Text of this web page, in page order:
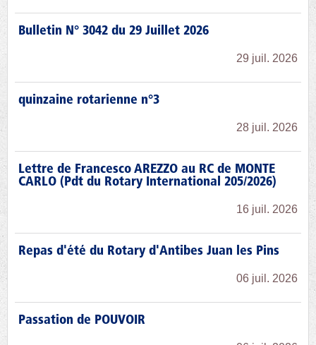
Bulletin N° 3042 du 29 Juillet 2026
29 juil. 2026
quinzaine rotarienne n°3
28 juil. 2026
Lettre de Francesco AREZZO au RC de MONTE
CARLO (Pdt du Rotary International 205/2026)
16 juil. 2026
Repas d'été du Rotary d'Antibes Juan les Pins
06 juil. 2026
Passation de POUVOIR